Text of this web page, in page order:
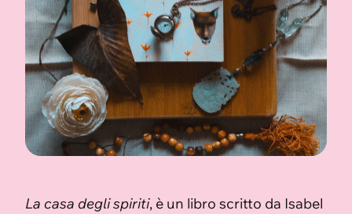
La casa degli spiriti, è un libro scritto da Isabel